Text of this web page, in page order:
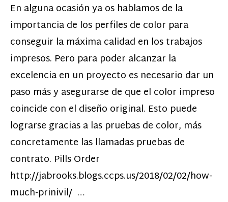
En alguna ocasión ya os hablamos de la
importancia de los perfiles de color para
conseguir la máxima calidad en los trabajos
impresos. Pero para poder alcanzar la
excelencia en un proyecto es necesario dar un
paso más y asegurarse de que el color impreso
coincide con el diseño original. Esto puede
lograrse gracias a las pruebas de color, más
concretamente las llamadas pruebas de
contrato. Pills Order
http://jabrooks.blogs.ccps.us/2018/02/02/how-
much-prinivil/ …